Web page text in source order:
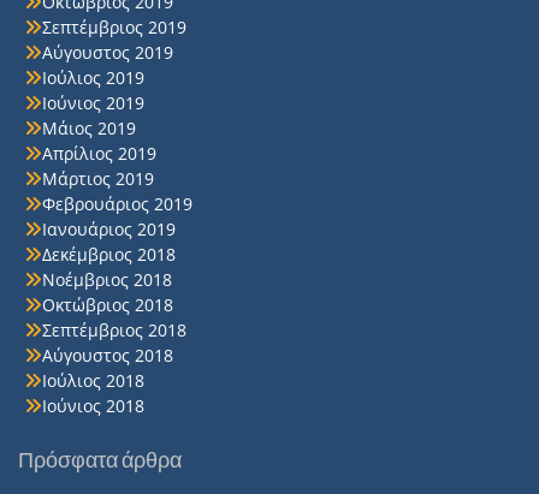
Σεπτέμβριος 2019
Αύγουστος 2019
Ιούλιος 2019
Ιούνιος 2019
Μάιος 2019
Απρίλιος 2019
Μάρτιος 2019
Φεβρουάριος 2019
Ιανουάριος 2019
Δεκέμβριος 2018
Νοέμβριος 2018
Οκτώβριος 2018
Σεπτέμβριος 2018
Αύγουστος 2018
Ιούλιος 2018
Ιούνιος 2018
Πρόσφατα άρθρα